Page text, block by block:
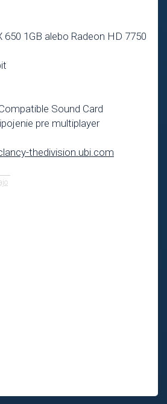
650 1GB alebo Radeon HD 7750
Sound Card
pre multiplayer
thedivision.ubi.com